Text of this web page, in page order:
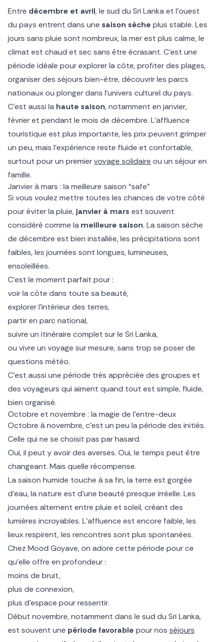
Entre décembre et avril, le sud du Sri Lanka et l’ouest
du pays entrent dans une saison sèche plus stable. Les
jours sans pluie sont nombreux, la mer est plus calme, le
climat est chaud et sec sans être écrasant. C’est une
période idéale pour explorer la côte, profiter des plages,
organiser des séjours bien-être, découvrir les parcs
nationaux ou plonger dans l’univers culturel du pays.
C’est aussi la haute saison, notamment en janvier,
février et pendant le mois de décembre. L’affluence
touristique est plus importante, les prix peuvent grimper
un peu, mais l’expérience reste fluide et confortable,
surtout pour un premiervoyage solidaire ou un séjour en
famille.
Janvier à mars : la meilleure saison “safe”
Si vous voulez mettre toutes les chances de votre côté
pour éviter la pluie, janvier à mars est souvent
considéré comme la meilleure saison. La saison sèche
de décembre est bien installée, les précipitations sont
faibles, les journées sont longues, lumineuses,
ensoleillées.
C’est le moment parfait pour :
voir la côte dans toute sa beauté,
explorer l’intérieur des terres,
partir en parc national,
suivre un itinéraire complet sur le Sri Lanka,
ou vivre un voyage sur mesure, sans trop se poser de
questions météo.
C’est aussi une période très appréciée des groupes et
des voyageurs qui aiment quand tout est simple, fluide,
bien organisé.
Octobre et novembre : la magie de l’entre-deux
Octobre à novembre, c’est un peu la période des initiés.
Celle qui ne se choisit pas par hasard.
Oui, il peut y avoir des averses. Oui, le temps peut être
changeant. Mais quelle récompense.
La saison humide touche à sa fin, la terre est gorgée
d’eau, la nature est d’une beauté presque irréelle. Les
journées alternent entre pluie et soleil, créant des
lumières incroyables. L’affluence est encore faible, les
lieux respirent, les rencontres sont plus spontanées.
Chez Mood Goyave, on adore cette période pour ce
qu’elle offre en profondeur :
moins de bruit,
plus de connexion,
plus d’espace pour ressentir.
Début novembre, notamment dans le sud du Sri Lanka,
est souvent une période favorable pour nos séjours